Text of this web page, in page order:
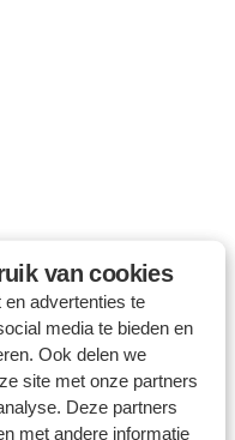
van cookies
advertenties te
media te bieden en
Ook delen we
site met onze partners
Deze partners
met andere informatie